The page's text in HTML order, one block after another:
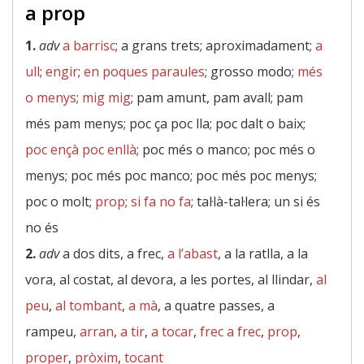
a prop
1.adva barrisc; a grans trets; aproximadament; a
ull; engir; en poques paraules; grosso modo; més
o menys; mig mig; pam amunt, pam avall; pam
més pam menys; poc ça poc lla; poc dalt o baix;
poc ençà poc enllà; poc més o manco; poc més o
menys; poc més poc manco; poc més poc menys;
poc o molt; prop; si fa no fa; tal·là-tal·lera; un si és
no és
2.adva dos dits, a frec, a l’abast, a la ratlla, a la
vora, al costat, al devora, a les portes, al llindar, al
peu, al tombant, a mà, a quatre passes, a
rampeu, arran, a tir, a tocar, frec a frec, prop,
proper, pròxim, tocant